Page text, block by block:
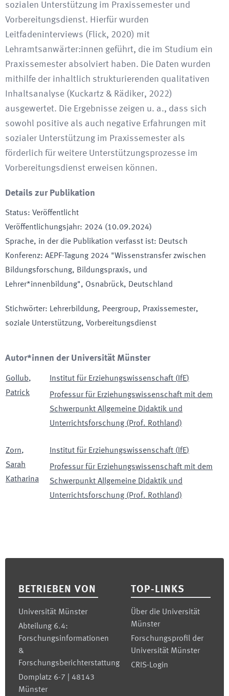
sozialen Unterstützung im Praxissemester und
Vorbereitungsdienst. Hierfür wurden
Leitfadeninterviews (Flick, 2020) mit
Lehramtsanwärter:innen geführt, die im Studium ein
Praxissemester absolviert haben. Die Daten wurden
mithilfe der inhaltlich strukturierenden qualitativen
Inhaltsanalyse (Kuckartz & Rädiker, 2022)
ausgewertet. Die Ergebnisse zeigen u. a., dass sich
sowohl positive als auch negative Erfahrungen mit
sozialer Unterstützung im Praxissemester als
förderlich für weitere Unterstützungsprozesse im
Vorbereitungsdienst erweisen können.
Details zur Publikation
Status: Veröffentlicht
Veröffentlichungsjahr: 2024 (10.09.2024)
Sprache, in der die Publikation verfasst ist: Deutsch
Konferenz: AEPF-Tagung 2024 "Wissenstransfer zwischen
Bildungsforschung, Bildungspraxis, und
Lehrer*innenbildung", Osnabrück, Deutschland
Stichwörter: Lehrerbildung, Peergroup, Praxissemester,
soziale Unterstützung, Vorbereitungsdienst
Autor*innen der Universität Münster
Gollub,
Patrick
Institut für Erziehungswissenschaft ( IfE)
Professur für Erziehungswissenschaft mit dem
Schwerpunkt Allgemeine Didaktik und
Unterrichtsforschung (Prof. Rothland)
Zorn,
Sarah
Katharina
Institut für Erziehungswissenschaft ( IfE)
Professur für Erziehungswissenschaft mit dem
Schwerpunkt Allgemeine Didaktik und
Unterrichtsforschung (Prof. Rothland)
BETRIEBEN VON
Universität Münster
Abteilung 6.4:
Forschungsinformationen
&
Forschungsberichterstattung
Domplatz 6-7 | 48143
Münster
TOP-LINKS
Über die Universität
Münster
Forschungsprofil der
Universität Münster
CRIS-Login